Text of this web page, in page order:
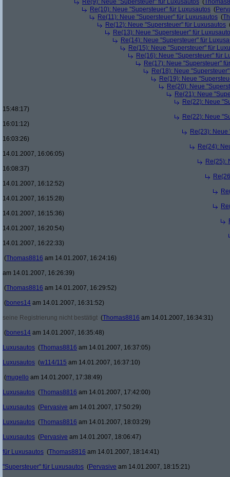
Re(9): Neue "Supersteuer" für Luxusautos (
Re(10): Neue "Supersteuer" für Luxusautos (
Re(11): Neue "Supersteuer" für Luxusautos (
Re(12): Neue "Supersteuer" für Luxusautos
Re(13): Neue "Supersteuer" für
Re(14): Neue "Supersteuer" für
Re(15): Neue "Supersteuer" für
Re(16): Neue "Supersteuer" für
Re(17): Neue "Supersteuer"
Re(18): Neue
Re(19): Neue
Re(20): Neue
Re(21): Neue
Re(22): Neue
15:48:17)
Re(22): Neue
16:01:12)
Re(23):
16:03:26)
Re(24):
14.01.2007, 16:06:05)
Re(25):
16:08:37)
14.01.2007, 16:12:52)
14.01.2007, 16:15:28)
14.01.2007, 16:15:36)
14.01.2007, 16:20:54)
14.01.2007, 16:22:33)
(Thomas8816 am 14.01.2007, 16:24:16)
am 14.01.2007, 16:26:39)
(Thomas8816 am 14.01.2007, 16:29:52)
(bones14 am 14.01.2007, 16:31:52)
seine Registrierung nicht bestätigt (Thomas8816 am 14.01.2007, 16:34:31)
(bones14 am 14.01.2007, 16:35:48)
Luxusautos (Thomas8816 am 14.01.2007, 16:37:05)
Luxusautos (w114/115 am 14.01.2007, 16:37:10)
(mugello am 14.01.2007, 17:38:49)
Luxusautos (Thomas8816 am 14.01.2007, 17:42:00)
Luxusautos (Pervasive am 14.01.2007, 17:50:29)
Luxusautos (Thomas8816 am 14.01.2007, 18:03:29)
Luxusautos (Pervasive am 14.01.2007, 18:06:47)
für Luxusautos (Thomas8816 am 14.01.2007, 18:14:41)
"Supersteuer" für Luxusautos (Pervasive am 14.01.2007, 18:15:21)